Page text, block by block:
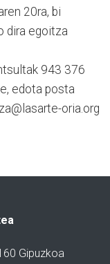
20ra, bi
dira egoitza
943 376
edota posta
oria.org
Gipuzkoa